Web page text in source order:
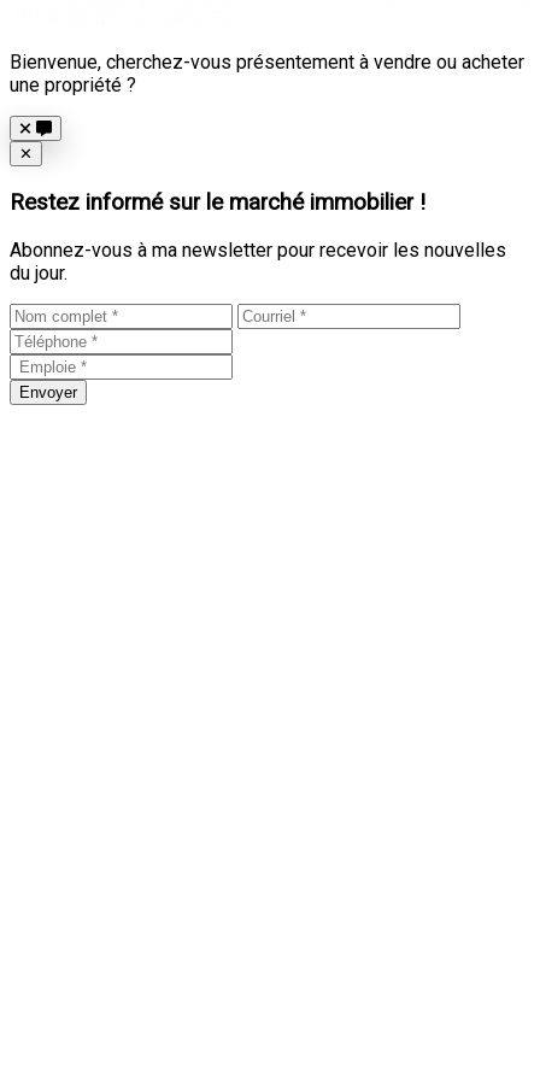
Bienvenue, cherchez-vous présentement à vendre ou acheter
une propriété ?
Close
✕
Restez informé sur le marché immobilier !
Abonnez-vous à ma newsletter pour recevoir les nouvelles
du jour.
Envoyer